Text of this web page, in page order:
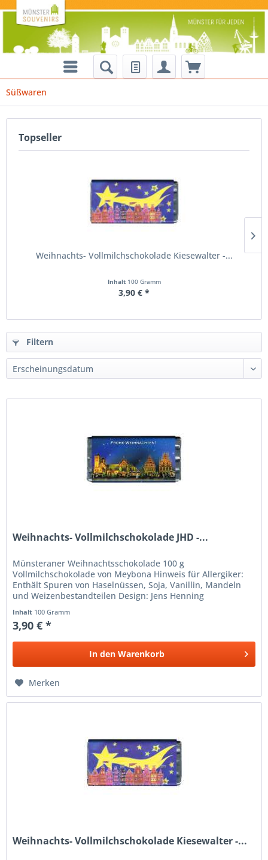
Süßwaren
Topseller
Weihnachts- Vollmilchschokolade Kiesewalter -...
Inhalt 100 Gramm
3,90 € *
Filtern
Weihnachts- Vollmilchschokolade JHD -...
Münsteraner Weihnachtsschokolade 100 g
Vollmilchschokolade von Meybona Hinweis für Allergiker:
Enthält Spuren von Haselnüssen, Soja, Vanillin, Mandeln
und Weizenbestandteilen Design: Jens Henning
Inhalt 100 Gramm
3,90 € *
In den Warenkorb
Merken
Weihnachts- Vollmilchschokolade Kiesewalter -...